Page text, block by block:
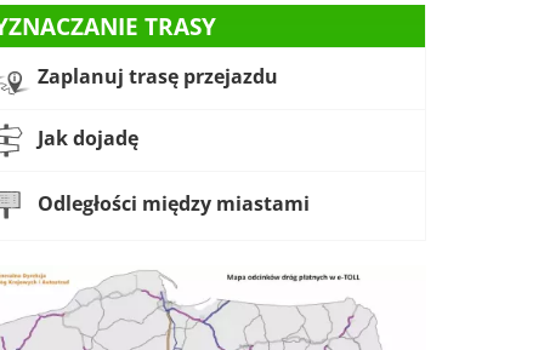
TRASY
Zaplanuj trasę przejazdu
Jak dojadę
Odległości między miastami